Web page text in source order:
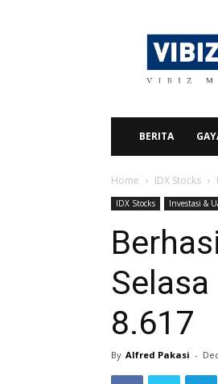
BERITA
Home IDX Stocks
IDX Stocks Investasi &
8.617
By Alfred Pakasi -